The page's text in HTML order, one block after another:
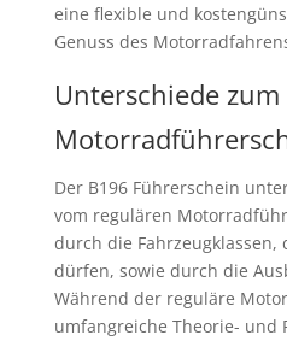
eine flexible und
Genuss des
Unterschiede
Der B196 Führerschein
vom regulären
durch die Fahrzeugklassen,
dürfen, sowie durch die
Während der reguläre
umfangreiche Theorie- und